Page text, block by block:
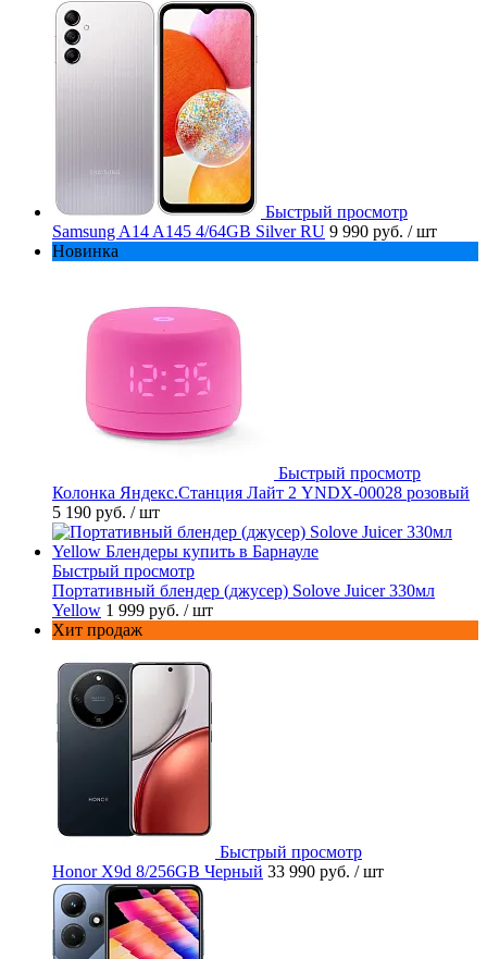
Быстрый просмотр
Samsung A14 A145 4/64GB Silver RU 9 990 руб. / шт
Новинка
Быстрый просмотр
Колонка Яндекс.Станция Лайт 2 YNDX-00028 розовый
5 190 руб. / шт
Быстрый просмотр
Портативный блендер (джусер) Solove Juicer 330мл
Yellow 1 999 руб. / шт
Хит продаж
Быстрый просмотр
Honor X9d 8/256GB Черный 33 990 руб. / шт